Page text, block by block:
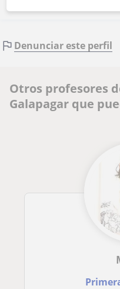
Denunciar este perfil
Otros profesores
Galapagar que